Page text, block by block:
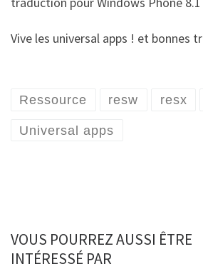
Vive les universal apps ! et bonnes
Ressource resw resx
Universal apps
VOUS POURREZ AUSSI ÊTRE
INTÉRESSÉ PAR